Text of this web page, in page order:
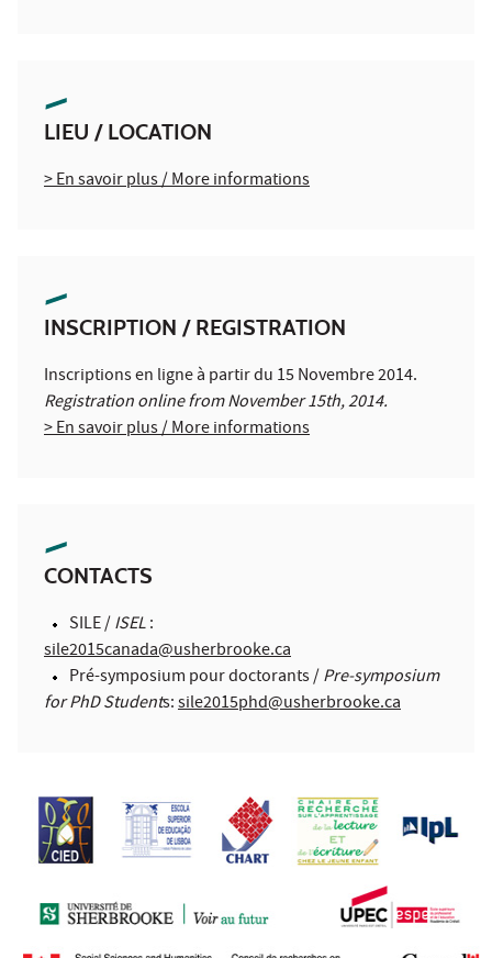
LIEU / LOCATION
> En savoir plus / More informations
INSCRIPTION / REGISTRATION
Inscriptions en ligne à partir du 15 Novembre 2014.
Registration online from November 15th, 2014.
> En savoir plus / More informations
CONTACTS
SILE /ISEL:
sile2015canada@usherbrooke.ca
Pré-symposium pour doctorants /Pre-symposium
for PhD Students:sile2015phd@usherbrooke.ca